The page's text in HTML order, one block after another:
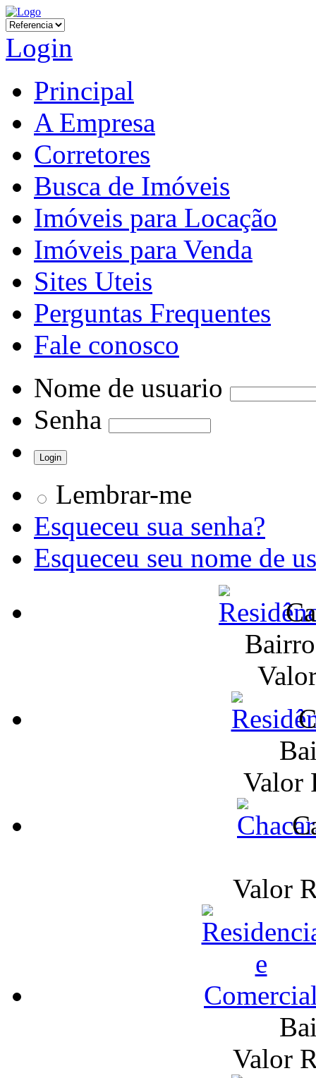
Login
Principal
A Empresa
Corretores
Busca de Imóveis
Imóveis para Locação
Imóveis para Venda
Sites Uteis
Perguntas Frequentes
Fale conosco
Nome de usuario
Senha
Lembrar-me
Esqueceu sua senha?
Esqueceu seu nome de
Valor
Valor
Valor